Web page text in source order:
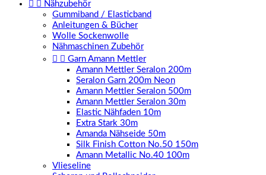
  Nähzubehör
Gummiband / Elasticband
Anleitungen & Bücher
Wolle Sockenwolle
Nähmaschinen Zubehör
  Garn Amann Mettler
Amann Mettler Seralon 200m
Seralon Garn 200m Neon
Amann Mettler Seralon 500m
Amann Mettler Seralon 30m
Elastic Nähfaden 10m
Extra Stark 30m
Amanda Nähseide 50m
Silk Finish Cotton No.50 150m
Amann Metallic No.40 100m
Vlieseline